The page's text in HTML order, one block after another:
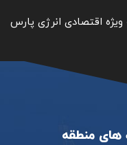
اقتصادی انرژی پارس
منطقه